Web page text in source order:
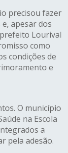
precisou fazer
apesar dos
Lourival
como
condições de
e
O município
na Escola
a
pela adesão.